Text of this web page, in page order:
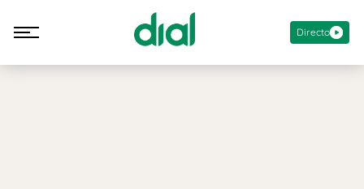
Directo